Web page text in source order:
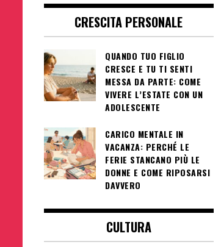
CRESCITA PERSONALE
QUANDO TUO FIGLIO
CRESCE E TU TI SENTI
MESSA DA PARTE: COME
VIVERE L’ESTATE CON UN
ADOLESCENTE
CARICO MENTALE IN
VACANZA: PERCHÉ LE
FERIE STANCANO PIÙ LE
DONNE E COME RIPOSARSI
DAVVERO
CULTURA